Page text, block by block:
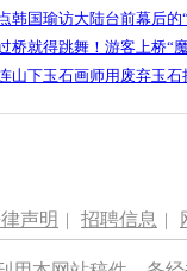
韩国瑜访大陆台前幕后的
桥就得跳舞！游客上桥“
山下玉石画师用废弃玉石
声明 | 招聘信息 |